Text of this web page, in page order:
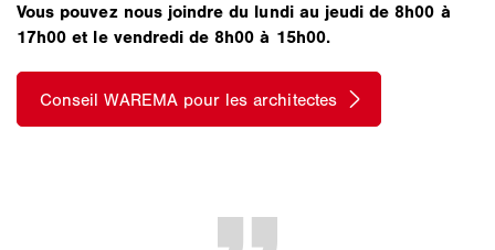
Vous pouvez nous joindre du lundi au jeudi de 8h00 à
17h00 et le vendredi de 8h00 à 15h00.